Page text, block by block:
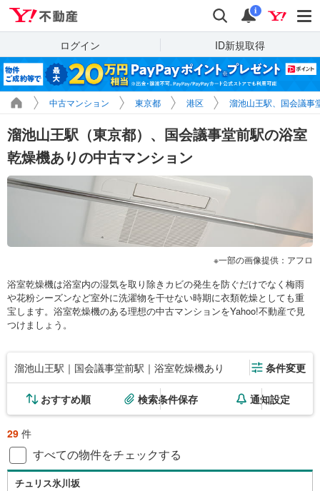
検索 通知
i
ログイン ID新規取得
中古マンション 東京都 港区 溜池山王駅、国会議事
溜池山王駅（東京都）、国会議事堂前駅の浴室
乾燥機ありの中古マンション
一部の画像提供：アフロ
浴室乾燥機は浴室内の湿気を取り除きカビの発生を防ぐだけでなく梅雨
や花粉シーズンなど室外に洗濯物を干せない時期に衣類乾燥としても重
宝します。浴室乾燥機のある理想の中古マンションをYahoo!不動産で見
つけましょう。
溜池山王駅｜国会議事堂前駅｜浴室乾燥機あり 条件変更
おすすめ順 検索条件保存 通知設定
29 件
すべての物件をチェックする
チュリス氷川坂